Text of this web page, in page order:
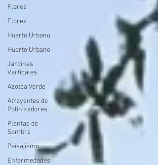
Flores
Flores
Huerto Urbano
Huerto Urbano
Jardines
Verticales
Azotea Verde
Atrayentes de
Polinizadores
Plantas de
Sombra
Paisajismo
Enfermedades